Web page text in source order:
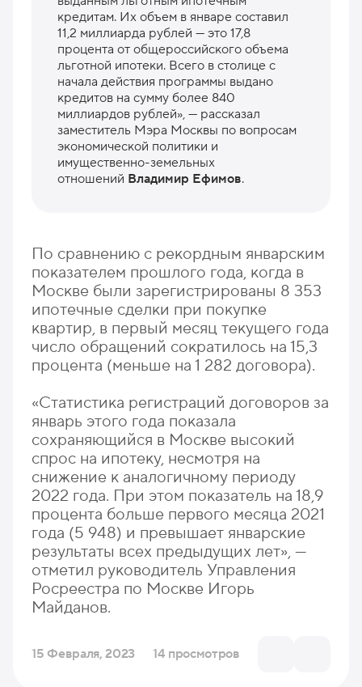
кредитам. Их объем в январе составил
11,2 миллиарда рублей — это 17,8
процента от общероссийского объема
льготной ипотеки. Всего в столице с
начала действия программы выдано
кредитов на сумму более 840
миллиардов рублей», — рассказал
заместитель Мэра Москвы по вопросам
экономической политики и
имущественно-земельных
отношений Владимир Ефимов.
По сравнению с рекордным январским
показателем прошлого года, когда в
Москве были зарегистрированы 8 353
ипотечные сделки при покупке
квартир, в первый месяц текущего года
число обращений сократилось на 15,3
процента (меньше на 1 282 договора).
«Статистика регистраций договоров за
январь этого года показала
сохраняющийся в Москве высокий
спрос на ипотеку, несмотря на
снижение к аналогичному периоду
2022 года. При этом показатель на 18,9
процента больше первого месяца 2021
года (5 948) и превышает январские
результаты всех предыдущих лет», —
отметил руководитель Управления
Росреестра по Москве Игорь
Майданов.
15 Февраля, 2023 14 просмотров